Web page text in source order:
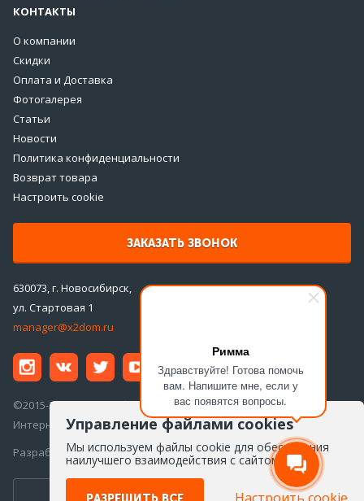
Римма
Здравствуйте! Готова помочь
вам. Напишите мне, если у
вас появятся вопросы.
КОНТАКТЫ
О компании
Скидки
Оплата и Доставка
Фотогалерея
Статьи
Новости
Политика конфиденциальности
Возврат товара
Настроить cookie
ЗАКАЗАТЬ ЗВОНОК
630073, г. Новосибирск,
ул. Стартовая 1
manager@x2dom.ru
©2015-2026 ООО «ДаблДом»
Интернет-магазин инженерной сантехники
Разработка сайта —Айкон
ПЕРЕЙТИ ВВЕРСИЮ ДЛЯ ПК
Управление файлами cookies
Мы используем файлы cookie для обеспечения
наилучшего взаимодействия с сайтом
Настроить cookie